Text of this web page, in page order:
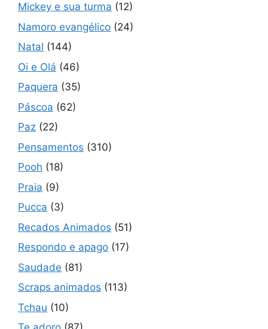
Mickey e sua turma (12)
Namoro evangélico (24)
Natal (144)
Oi e Olá (46)
Paquera (35)
Páscoa (62)
Paz (22)
Pensamentos (310)
Pooh (18)
Praia (9)
Pucca (3)
Recados Animados (51)
Respondo e apago (17)
Saudade (81)
Scraps animados (113)
Tchau (10)